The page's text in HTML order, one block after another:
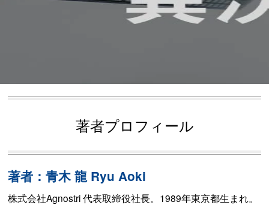
著者プロフィール
著者：青木 龍 Ryu Aoki
株式会社Agnostri 代表取締役社長。1989年東京都生まれ。